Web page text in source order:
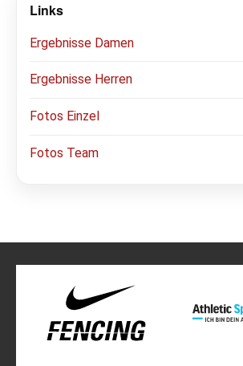
Links
Ergebnisse Damen
Ergebnisse Herren
Fotos Einzel
Fotos Team